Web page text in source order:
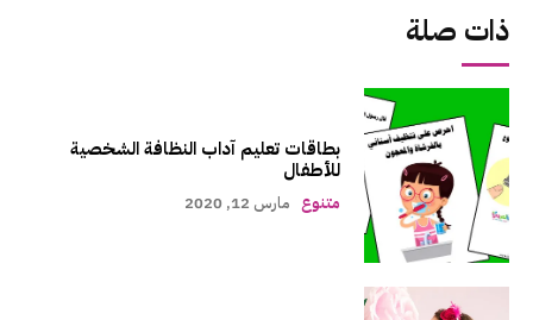
ذات صلة
بطاقات تعليم آداب النظافة الشخصية
للأطفال
متنوع مارس 12, 2020